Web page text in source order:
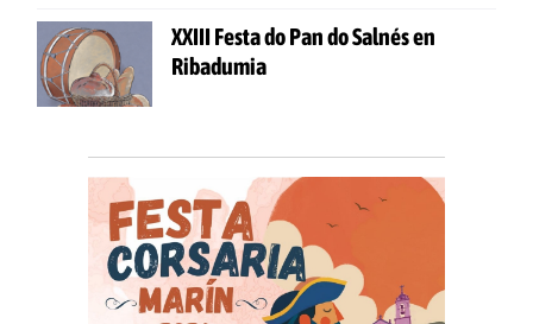
XXIII Festa do Pan do Salnés en
Ribadumia